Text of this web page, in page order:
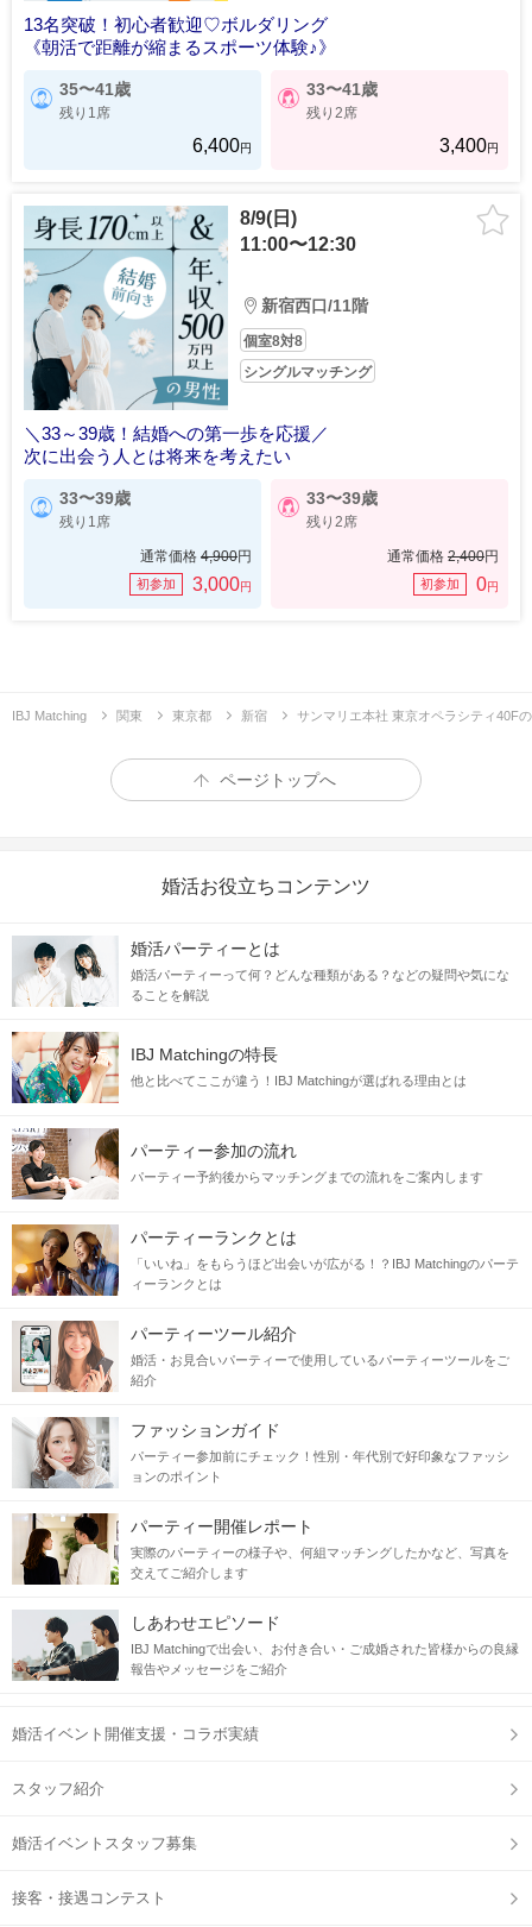
13名突破！初心者歓迎♡ボルダリング
《朝活で距離が縮まるスポーツ体験♪》
35〜41歳
残り1席
6,400円
33〜41歳
残り2席
3,400円
8/9(日)
11:00〜12:30
新宿西口/11階
個室8対8
シングルマッチング
＼33～39歳！結婚への第一歩を応援／
次に出会う人とは将来を考えたい
33〜39歳
残り1席
通常価格 4,900円
初参加 3,000円
33〜39歳
残り2席
通常価格 2,400円
初参加 0円
IBJ Matching 関東 東京都 新宿 サンマリエ本社 東京オペラシティ40F
ページトップへ
婚活お役立ちコンテンツ
婚活パーティーとは
婚活パーティーって何？どんな種類がある？などの疑問や気にな
ることを解説
IBJ Matchingの特長
他と比べてここが違う！IBJ Matchingが選ばれる理由とは
パーティー参加の流れ
パーティー予約後からマッチングまでの流れをご案内します
パーティーランクとは
「いいね」をもらうほど出会いが広がる！？IBJ Matchingのパーテ
ィーランクとは
パーティーツール紹介
婚活・お見合いパーティーで使用しているパーティーツールをご
紹介
ファッションガイド
パーティー参加前にチェック！性別・年代別で好印象なファッシ
ョンのポイント
パーティー開催レポート
実際のパーティーの様子や、何組マッチングしたかなど、写真を
交えてご紹介します
しあわせエピソード
IBJ Matchingで出会い、お付き合い・ご成婚された皆様からの良縁
報告やメッセージをご紹介
婚活イベント開催支援・コラボ実績
スタッフ紹介
婚活イベントスタッフ募集
接客・接遇コンテスト